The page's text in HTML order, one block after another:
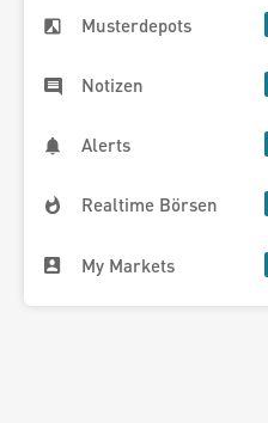
Musterdepots
Notizen
Alerts
Realtime Börsen
My Markets